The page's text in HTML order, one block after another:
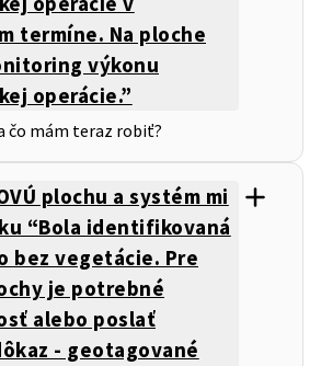
termíne. Na ploche
výkonu
operácie.”
čo mám teraz robiť?
plochu a systém mi
“Bola identifikovaná
bez vegetácie. Pre
je potrebné
alebo poslať
- geotagované